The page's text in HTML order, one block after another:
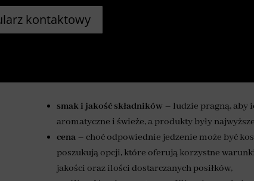
kontaktowy
smak i jakość składników – ludzie pragną, aby
aromatyczne i świeże, a produkty były
cena– choć odpowiednie jedzenie może być
poszukują opcji, które oferują korzystne
jakości oraz ilości dostarczanych posiłków,